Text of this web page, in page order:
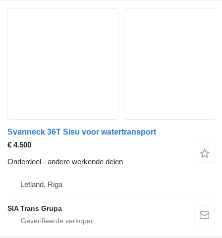
Svanneck 36T Sisu voor watertransport
€ 4.500
Onderdeel - andere werkende delen
Letland, Riga
SIA Trans Grupa